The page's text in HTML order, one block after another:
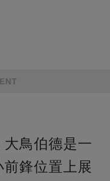
鳥伯德是一
鋒位置上展